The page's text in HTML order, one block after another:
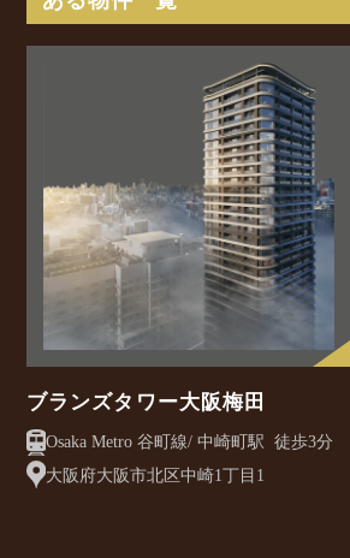
ブランズタワー大阪梅田
Osaka Metro 谷町線/ 中崎町駅 徒歩3分
大阪府大阪市北区中崎1丁目1